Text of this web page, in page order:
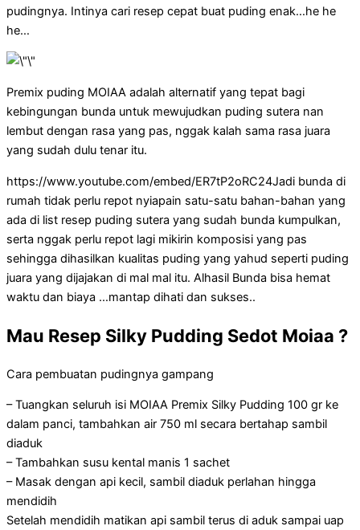
pudingnya. Intinya cari resep cepat buat puding enak…he he
he…
Premix puding MOIAA adalah alternatif yang tepat bagi
kebingungan bunda untuk mewujudkan puding sutera nan
lembut dengan rasa yang pas, nggak kalah sama rasa juara
yang sudah dulu tenar itu.
https://www.youtube.com/embed/ER7tP2oRC24Jadi bunda di
rumah tidak perlu repot nyiapain satu-satu bahan-bahan yang
ada di list resep puding sutera yang sudah bunda kumpulkan,
serta nggak perlu repot lagi mikirin komposisi yang pas
sehingga dihasilkan kualitas puding yang yahud seperti puding
juara yang dijajakan di mal mal itu. Alhasil Bunda bisa hemat
waktu dan biaya …mantap dihati dan sukses..
Mau Resep Silky Pudding Sedot Moiaa ?
Cara pembuatan pudingnya gampang
– Tuangkan seluruh isi MOIAA Premix Silky Pudding 100 gr ke
dalam panci, tambahkan air 750 ml secara bertahap sambil
diaduk
– Tambahkan susu kental manis 1 sachet
– Masak dengan api kecil, sambil diaduk perlahan hingga
mendidih
Setelah mendidih matikan api sambil terus di aduk sampai uap